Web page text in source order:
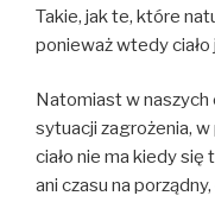
Takie, jak te, które
ponieważ wtedy ciało
Natomiast w naszych
sytuacji zagrożenia,
ciało nie ma kiedy się
ani czasu na